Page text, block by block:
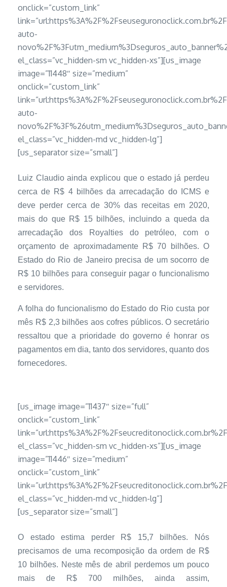
onclick=”custom_link”
auto-
el_class=”vc_hidden-sm vc_hidden-xs”][us_image
image=”11448″ size=”medium”
onclick=”custom_link”
auto-
el_class=”vc_hidden-md vc_hidden-lg”]
[us_separator size=”small”]
Luiz Claudio ainda explicou que o estado já perdeu
cerca de R$ 4 bilhões da arrecadação do ICMS e
deve perder cerca de 30% das receitas em 2020,
mais do que R$ 15 bilhões, incluindo a queda da
arrecadação dos Royalties do petróleo, com o
orçamento de aproximadamente R$ 70 bilhões. O
Estado do Rio de Janeiro precisa de um socorro de
R$ 10 bilhões para conseguir pagar o funcionalismo
e servidores.
A folha do funcionalismo do Estado do Rio custa por
mês R$ 2,3 bilhões aos cofres públicos. O secretário
ressaltou que a prioridade do governo é honrar os
pagamentos em dia, tanto dos servidores, quanto dos
fornecedores.
[us_image image=”11437″ size=”full”
onclick=”custom_link”
el_class=”vc_hidden-sm vc_hidden-xs”][us_image
image=”11446″ size=”medium”
onclick=”custom_link”
el_class=”vc_hidden-md vc_hidden-lg”]
[us_separator size=”small”]
O estado estima perder R$ 15,7 bilhões. Nós
precisamos de uma recomposição da ordem de R$
10 bilhões. Neste mês de abril perdemos um pouco
mais de R$ 700 milhões, ainda assim,